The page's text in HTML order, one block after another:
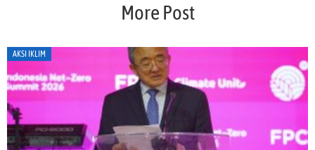
More Post
AKSI IKLIM